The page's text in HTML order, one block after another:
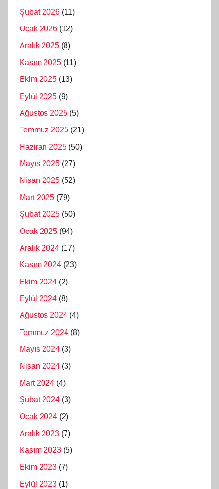
Şubat 2026 (11)
Ocak 2026 (12)
Aralık 2025 (8)
Kasım 2025 (11)
Ekim 2025 (13)
Eylül 2025 (9)
Ağustos 2025 (5)
Temmuz 2025 (21)
Haziran 2025 (50)
Mayıs 2025 (27)
Nisan 2025 (52)
Mart 2025 (79)
Şubat 2025 (50)
Ocak 2025 (94)
Aralık 2024 (17)
Kasım 2024 (23)
Ekim 2024 (2)
Eylül 2024 (8)
Ağustos 2024 (4)
Temmuz 2024 (8)
Mayıs 2024 (3)
Nisan 2024 (3)
Mart 2024 (4)
Şubat 2024 (3)
Ocak 2024 (2)
Aralık 2023 (7)
Kasım 2023 (5)
Ekim 2023 (7)
Eylül 2023 (1)